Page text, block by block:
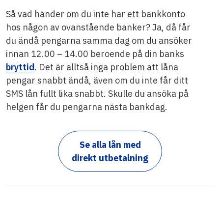
Så vad händer om du inte har ett bankkonto
hos någon av ovanstående banker? Ja, då får
du ändå pengarna samma dag om du ansöker
innan 12.00 – 14.00 beroende på din banks
bryttid. Det är alltså inga problem att låna
pengar snabbt ändå, även om du inte får ditt
SMS lån fullt lika snabbt. Skulle du ansöka på
helgen får du pengarna nästa bankdag.
Se alla lån med
direkt utbetalning